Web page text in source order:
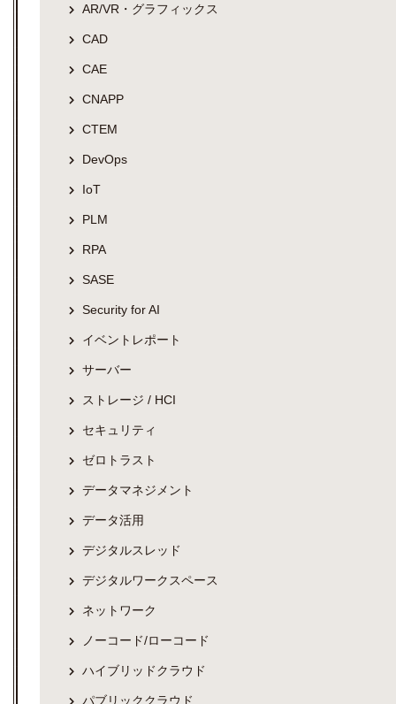
AR/VR・グラフィックス
CAD
CAE
CNAPP
CTEM
DevOps
IoT
PLM
RPA
SASE
Security for AI
イベントレポート
サーバー
ストレージ / HCI
セキュリティ
ゼロトラスト
データマネジメント
データ活用
デジタルスレッド
デジタルワークスペース
ネットワーク
ノーコード/ローコード
ハイブリッドクラウド
パブリッククラウド